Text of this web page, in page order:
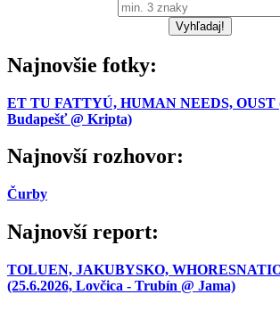
Najnovšie fotky:
ET TU FATTYÚ, HUMAN NEEDS, OUST
Budapešť @ Kripta)
Najnovší rozhovor:
Čurby
Najnovší report:
TOLUEN, JAKUBYSKO,
(25.6.2026, Lovčica - Trubín @ Jama)